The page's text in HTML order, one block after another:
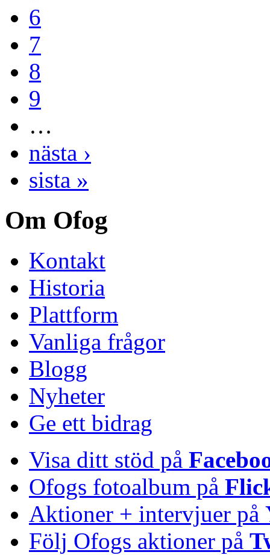
6
7
8
9
…
nästa ›
sista »
Om Ofog
Kontakt
Historia
Plattform
Vanliga frågor
Blogg
Nyheter
Ge ett bidrag
Visa ditt stöd på
Ofogs fotoalbum på
Aktioner + intervjuer på
Följ Ofogs aktioner på